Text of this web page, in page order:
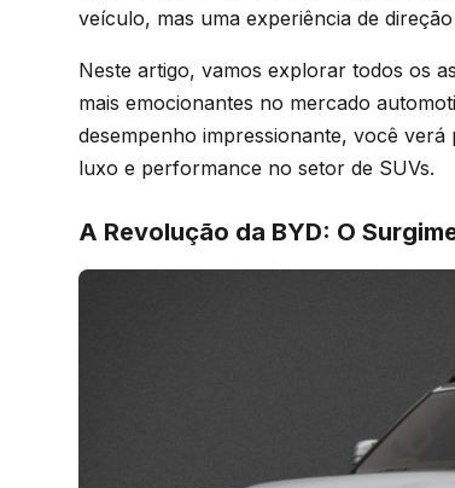
veículo, mas uma experiência de
Neste artigo, vamos explorar todos os
mais emocionantes no mercado
desempenho impressionante, você
luxo e performance no setor de SUVs.
A Revolução da BYD: O